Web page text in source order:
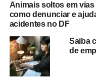
Animais soltos em
como denunciar e
acidentes no DF
Saiba
de